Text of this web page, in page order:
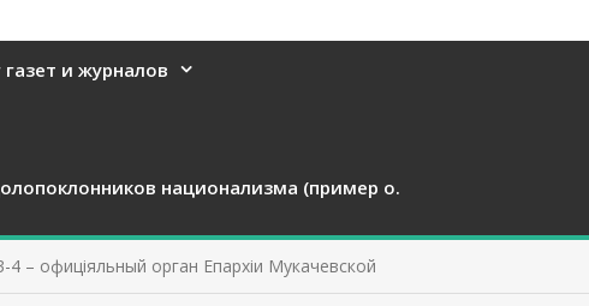
газет и журналов
национализма (пример о.
– офиціяльный орган Епархіи Мукачевской